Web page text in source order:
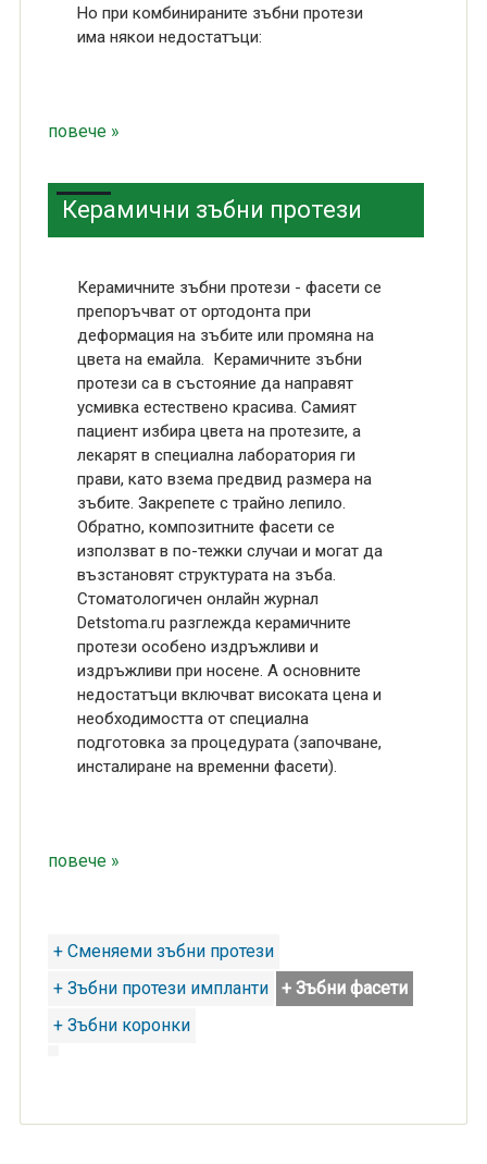
Но при комбинираните зъбни протези
има някои недостатъци:
повече »
Керамични зъбни протези
Керамичните зъбни протези - фасети се
препоръчват от ортодонта при
деформация на зъбите или промяна на
цвета на емайла. Керамичните зъбни
протези са в състояние да направят
усмивка естествено красива. Самият
пациент избира цвета на протезите, а
лекарят в специална лаборатория ги
прави, като взема предвид размера на
зъбите. Закрепете с трайно лепило.
Обратно, композитните фасети се
използват в по-тежки случаи и могат да
възстановят структурата на зъба.
Стоматологичен онлайн журнал
Detstoma.ru разглежда керамичните
протези особено издръжливи и
издръжливи при носене. А основните
недостатъци включват високата цена и
необходимостта от специална
подготовка за процедурата (започване,
инсталиране на временни фасети).
повече »
+ Сменяеми зъбни протези
+ Зъбни протези импланти
+ Зъбни фасети
+ Зъбни коронки